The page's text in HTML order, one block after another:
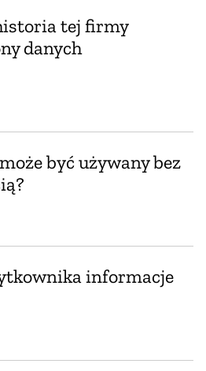
tej firmy
danych
być używany bez
informacje